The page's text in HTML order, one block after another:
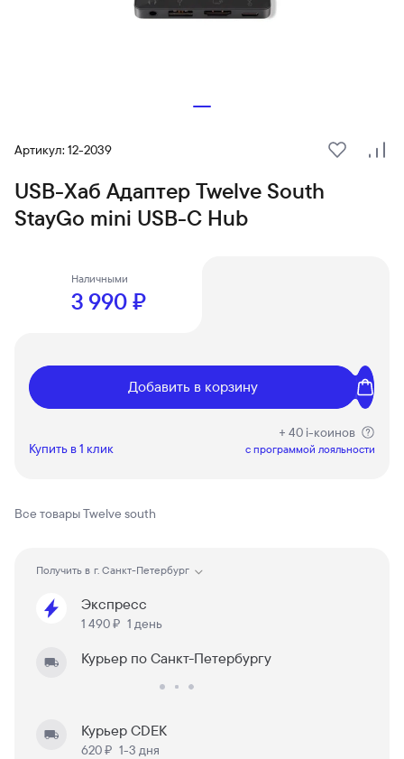
Артикул: 12-2039
В
USB-Хаб Адаптер Twelve South
StayGo mini USB-C Hub
Наличными
3 990 ₽
Добавить в корзину
Купить в 1 клик
+ 40 i-коинов
c программой лояльности
Все товарыTwelve south
Получить в г. Санкт-Петербург
Экспресс
1 490 ₽ 1 день
Курьер по Санкт-Петербургу
Курьер CDEK
620 ₽ 1-3 дня